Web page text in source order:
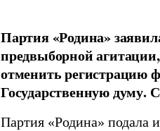
Партия «Родина»
предвыборной
отменить регистрацию
Государственную думу.
Партия «Родина» подала